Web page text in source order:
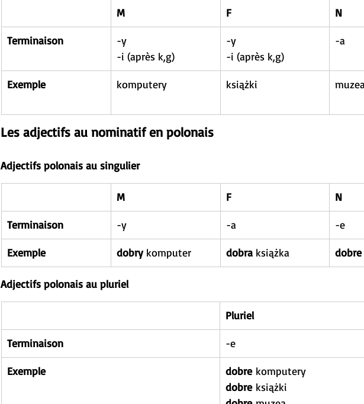
M F N
Terminaison
-y
-i (après k,g)
-y
-i (après k,g)
-a
Exemple komputery książki
Les adjectifs au nominatif en polonais
Adjectifs polonais au singulier
M F N
Terminaison -y -a -e
Exemple dobry komputer dobra książka dobre
Adjectifs polonais au pluriel
Pluriel
Terminaison -e
Exemple dobre komputery
dobre książki